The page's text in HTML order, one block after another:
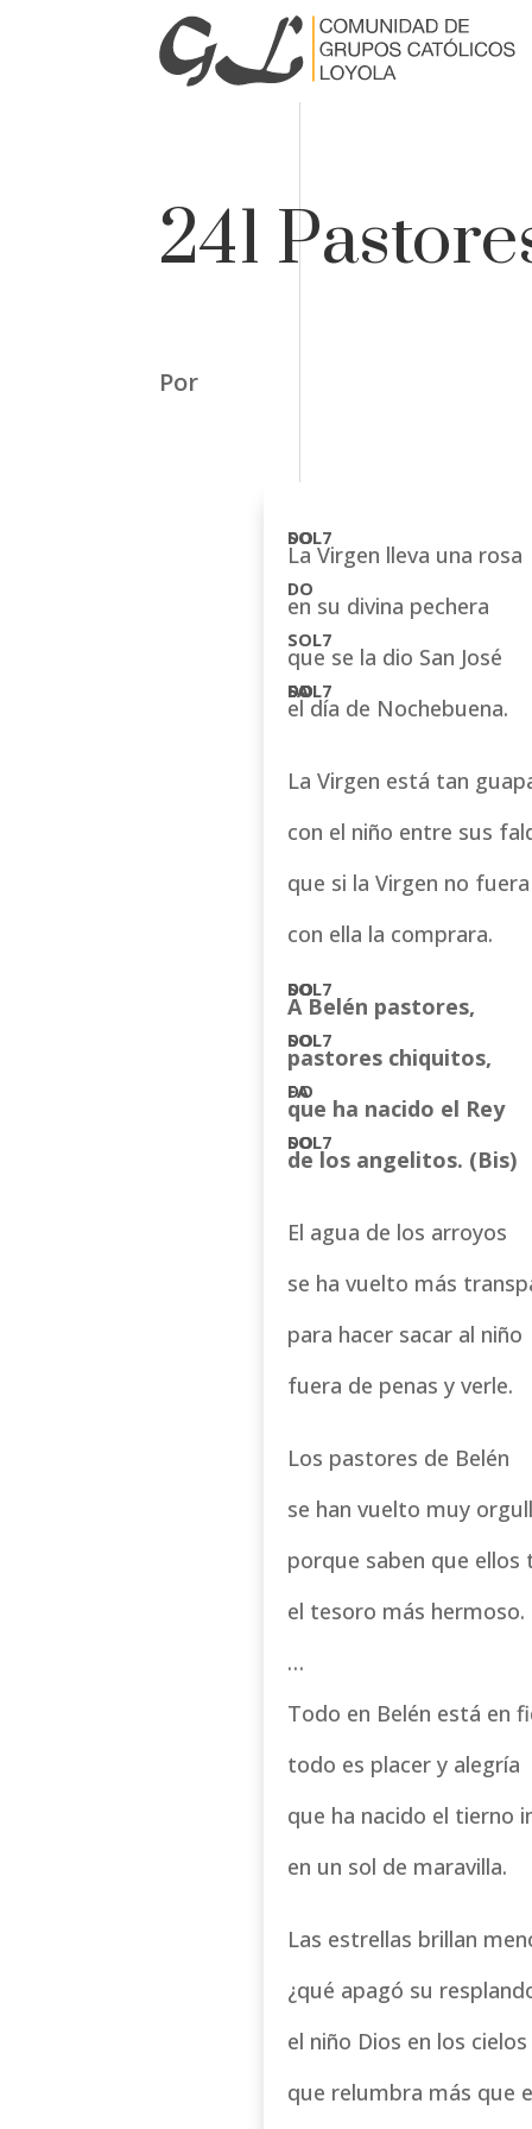
241
Por
La Virgen lleva una rosa
en su divina pechera
que se la dio San José
el día de Nochebuena.
La Virgen está tan
con el niño entre sus
que si la Virgen no fuera
con ella la comprara.
A Belén pastores,
pastores chiquitos,
que ha nacido el Rey
de los angelitos. (Bis)
El agua de los arroyos
se ha vuelto más
para hacer sacar al niño
fuera de penas y verle.
Los pastores de Belén
se han vuelto muy
porque saben que ellos
el tesoro más hermoso.
…
Todo en Belén está en
todo es placer y alegría
que ha nacido el tierno
en un sol de maravilla.
Las estrellas brillan
¿qué apagó su
el niño Dios en los cielos
que relumbra más que